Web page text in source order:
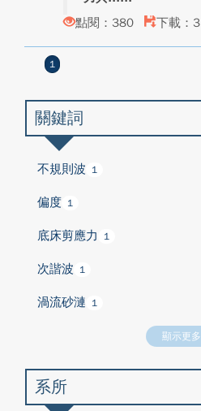
點閱：380
下載：3
1
關鍵詞
不規則波 1
偏度 1
底床剪應力 1
次諧波 1
渦流砂漣 1
顯示更多
系所